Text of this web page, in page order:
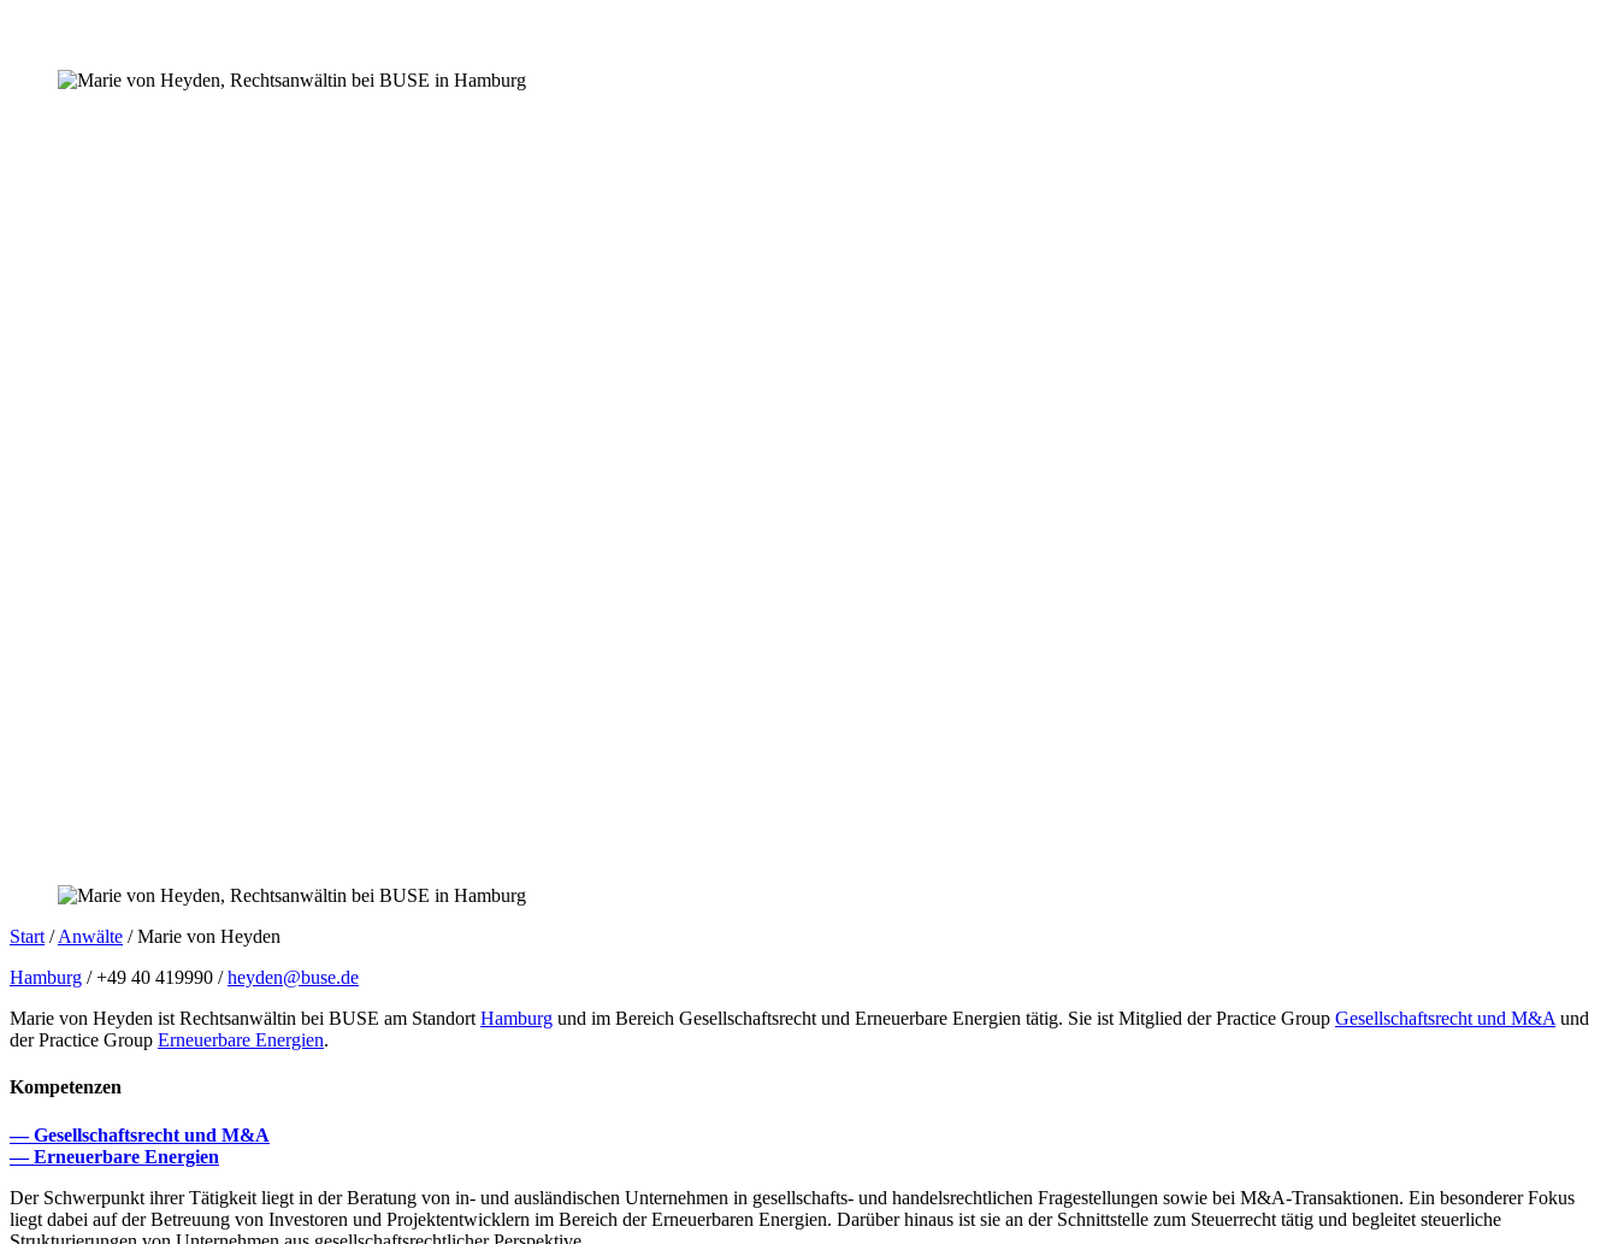
Start /Anwälte /Marie von Heyden
Hamburg / +49 40 419990 /heyden@buse.de
Marie von Heyden ist Rechtsanwältin bei BUSE am Standort Hamburg und im Bereich Gesellschaftsrecht und Erneuerbare Energien tätig. Sie ist Mitglied der Practice Group Gesellschaftsrecht und M&A und
der Practice Group Erneuerbare Energien.
Kompetenzen
— Gesellschaftsrecht und M&A
— Erneuerbare Energien
Der Schwerpunkt ihrer Tätigkeit liegt in der Beratung von in- und ausländischen Unternehmen in gesellschafts- und handelsrechtlichen Fragestellungen sowie bei M&A-Transaktionen. Ein besonderer Fokus
liegt dabei auf der Betreuung von Investoren und Projektentwicklern im Bereich der Erneuerbaren Energien. Darüber hinaus ist sie an der Schnittstelle zum Steuerrecht tätig und begleitet steuerliche